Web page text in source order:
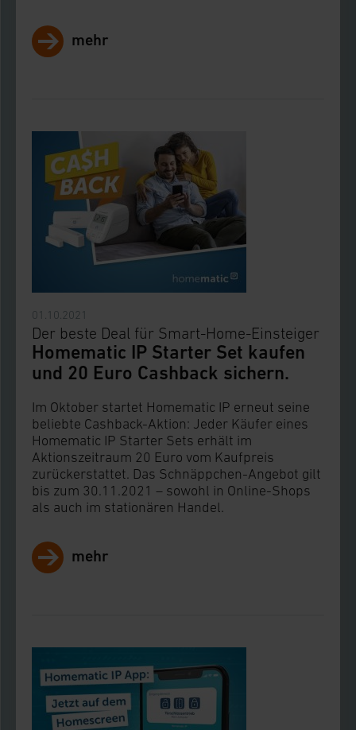
mehr
01.10.2021
Homematic IP Starter Set kaufen
und 20 Euro Cashback sichern.
Der beste Deal für Smart-Home-Einsteiger
Im Oktober startet Homematic IP erneut seine
beliebte Cashback-Aktion: Jeder Käufer eines
Homematic IP Starter Sets erhält im
Aktionszeitraum 20 Euro vom Kaufpreis
zurückerstattet. Das Schnäppchen-Angebot gilt
bis zum 30.11.2021 – sowohl in Online-Shops
als auch im stationären Handel.
mehr